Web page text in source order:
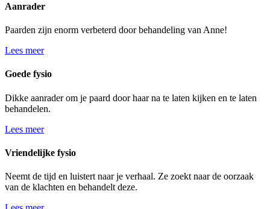
Aanrader
Paarden zijn enorm verbeterd door behandeling van Anne!
Lees meer
Goede fysio
Dikke aanrader om je paard door haar na te laten kijken en te laten
behandelen.
Lees meer
Vriendelijke fysio
Neemt de tijd en luistert naar je verhaal. Ze zoekt naar de oorzaak
van de klachten en behandelt deze.